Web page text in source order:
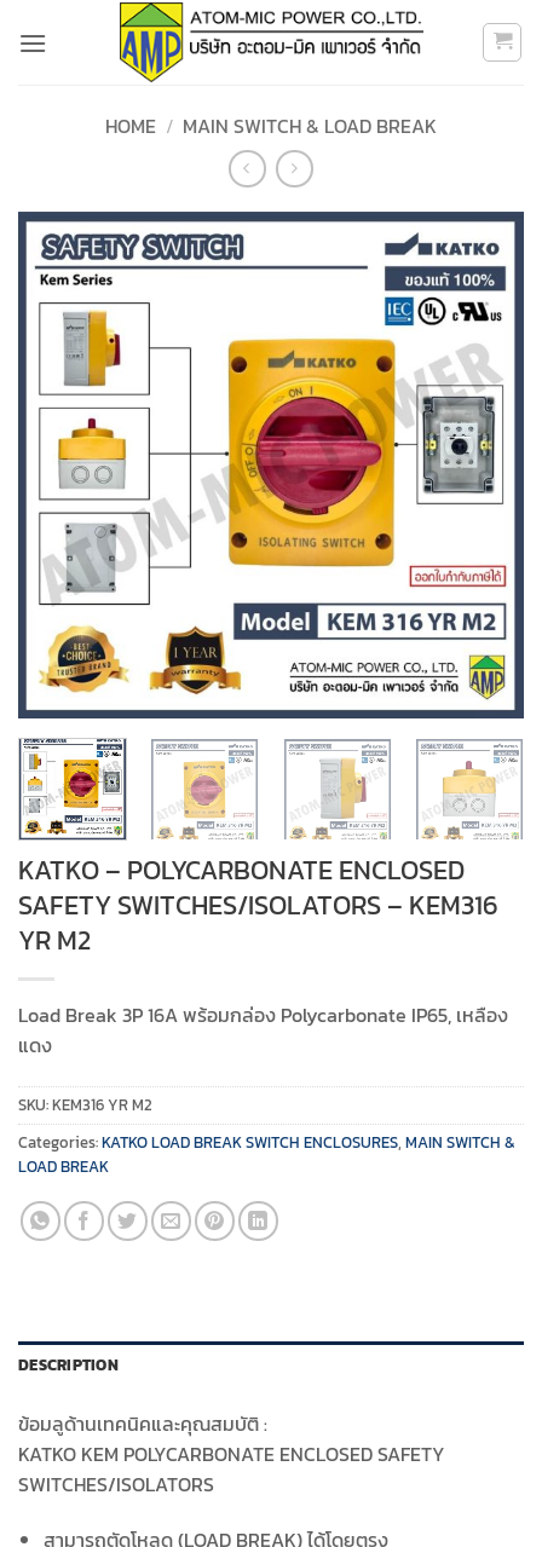
HOME / MAIN SWITCH & LOAD BREAK
KATKO – POLYCARBONATE ENCLOSED
SAFETY SWITCHES/ISOLATORS – KEM316
YR M2
Load Break 3P 16A พร้อมกล่อง Polycarbonate IP65, เหลือง
แดง
SKU:KEM316 YR M2
Categories:KATKO LOAD BREAK SWITCH ENCLOSURES, MAIN SWITCH &
LOAD BREAK
DESCRIPTION
ข้อมลูด้านเทคนิคและคุณสมบัติ :
KATKO KEM POLYCARBONATE ENCLOSED SAFETY
SWITCHES/ISOLATORS
สามารถตัดโหลด (LOAD BREAK) ได้โดยตรง